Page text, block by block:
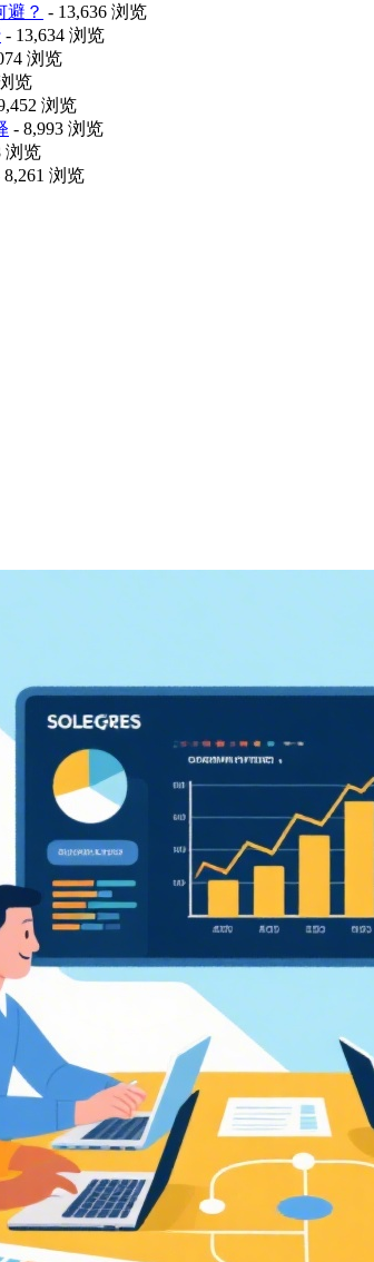
避？ - 13,636 浏览
- 13,634 浏览
浏览
览
浏览
- 8,993 浏览
浏览
8,261 浏览